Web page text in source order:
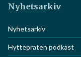
Nyhetsarkiv
Nyhetsarkiv
Hyttepraten podkast